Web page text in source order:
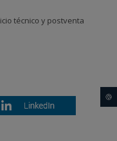
técnico y postventa
🍪